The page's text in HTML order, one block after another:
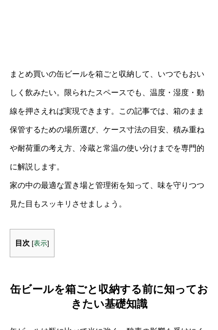
まとめ買いの缶ビールを箱ごと収納して、いつでもおい
しく飲みたい。限られたスペースでも、温度・湿度・動
線を押さえれば実現できます。この記事では、箱のまま
保管するための場所選び、ケース寸法の目安、積み重ね
や耐荷重の考え方、冷蔵と常温の使い分けまでを専門的
に解説します。
家の中の最適な置き場と管理術を知って、味を守りつつ
見た目もスッキリさせましょう。
目次 [表示]
缶ビールを箱ごと収納する前に知ってお
きたい基礎知識